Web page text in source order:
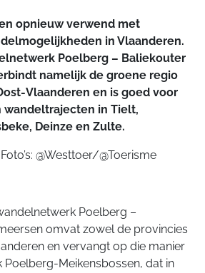
opnieuw verwend met
in Vlaanderen.
Poelberg – Baliekouter
namelijk de groene regio
Vlaanderen en is goed voor
wandeltrajecten in Tielt,
Deinze en Zulte.
@Westtoer/@Toerisme
Poelberg –
omvat zowel de provincies
en vervangt op die manier
Poelberg-Meikensbossen, dat in